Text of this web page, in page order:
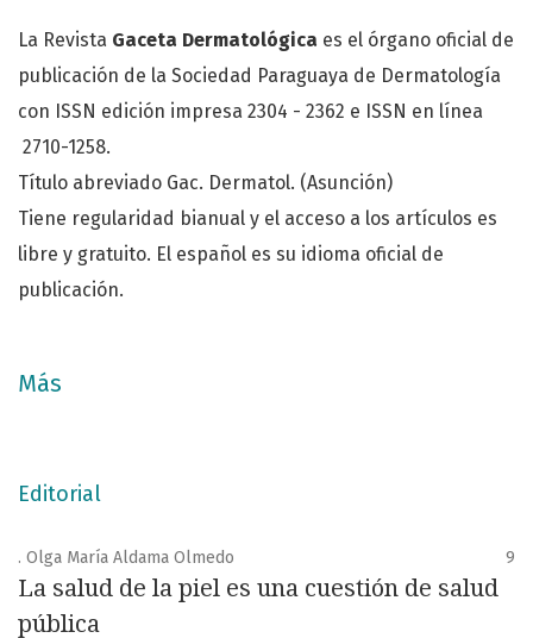
La Revista Gaceta Dermatológica es el órgano oficial de
publicación de la Sociedad Paraguaya de Dermatología
con ISSN edición impresa 2304 - 2362 e ISSN en línea
2710-1258.
Título abreviado Gac. Dermatol. (Asunción)
Tiene regularidad bianual y el acceso a los artículos es
libre y gratuito. El español es su idioma oficial de
publicación.
Más
Editorial
. Olga María Aldama Olmedo 9
La salud de la piel es una cuestión de salud
pública